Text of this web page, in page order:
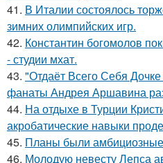
41. В Италии состоялось
зимних олимпийских игр.
42. Константин богомолов
- студии мхат.
43. "Отдаёт Всего Себя
фанаты Андрея Аршавина
44. На отдыхе в Турции
акробатические навыки
45. Планы были
46. Молодую невесту Лепса